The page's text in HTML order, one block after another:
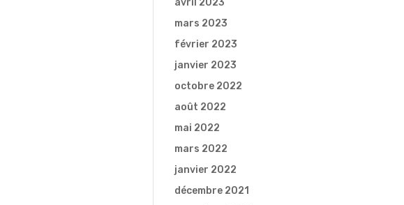
avril 2023
mars 2023
février 2023
janvier 2023
octobre 2022
août 2022
mai 2022
mars 2022
janvier 2022
décembre 2021